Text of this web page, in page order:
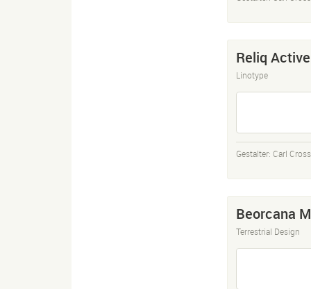
Reliq Active
Linotype
Gestalter: Carl
Beorcana
Terrestrial Design